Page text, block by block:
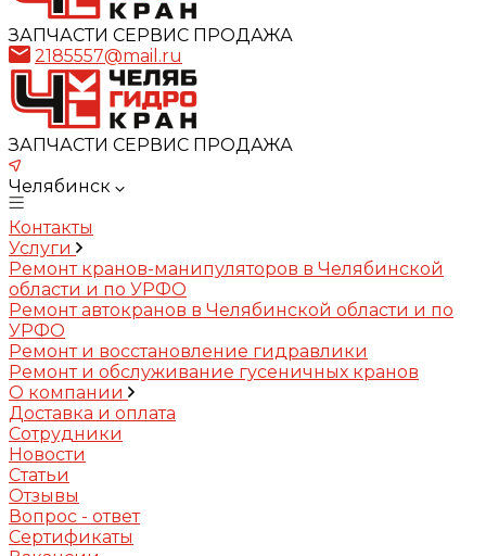
ЗАПЧАСТИ СЕРВИС ПРОДАЖА
2185557@mail.ru
ЗАПЧАСТИ СЕРВИС ПРОДАЖА
Челябинск
Контакты
Услуги
Ремонт кранов-манипуляторов в Челябинской
области и по УРФО
Ремонт автокранов в Челябинской области и по
УРФО
Ремонт и восстановление гидравлики
Ремонт и обслуживание гусеничных кранов
О компании
Доставка и оплата
Сотрудники
Новости
Статьи
Отзывы
Вопрос - ответ
Сертификаты